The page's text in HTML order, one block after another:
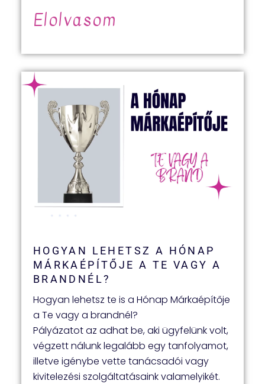
Elolvasom
HOGYAN LEHETSZ A HÓNAP
MÁRKAÉPÍTŐJE A TE VAGY A
BRANDNÉL?
Hogyan lehetsz te is a Hónap Márkaépítője
a Te vagy a brandnél?
Pályázatot az adhat be, aki ügyfelünk volt,
végzett nálunk legalább egy tanfolyamot,
illetve igénybe vette tanácsadói vagy
kivitelezési szolgáltatásaink valamelyikét.